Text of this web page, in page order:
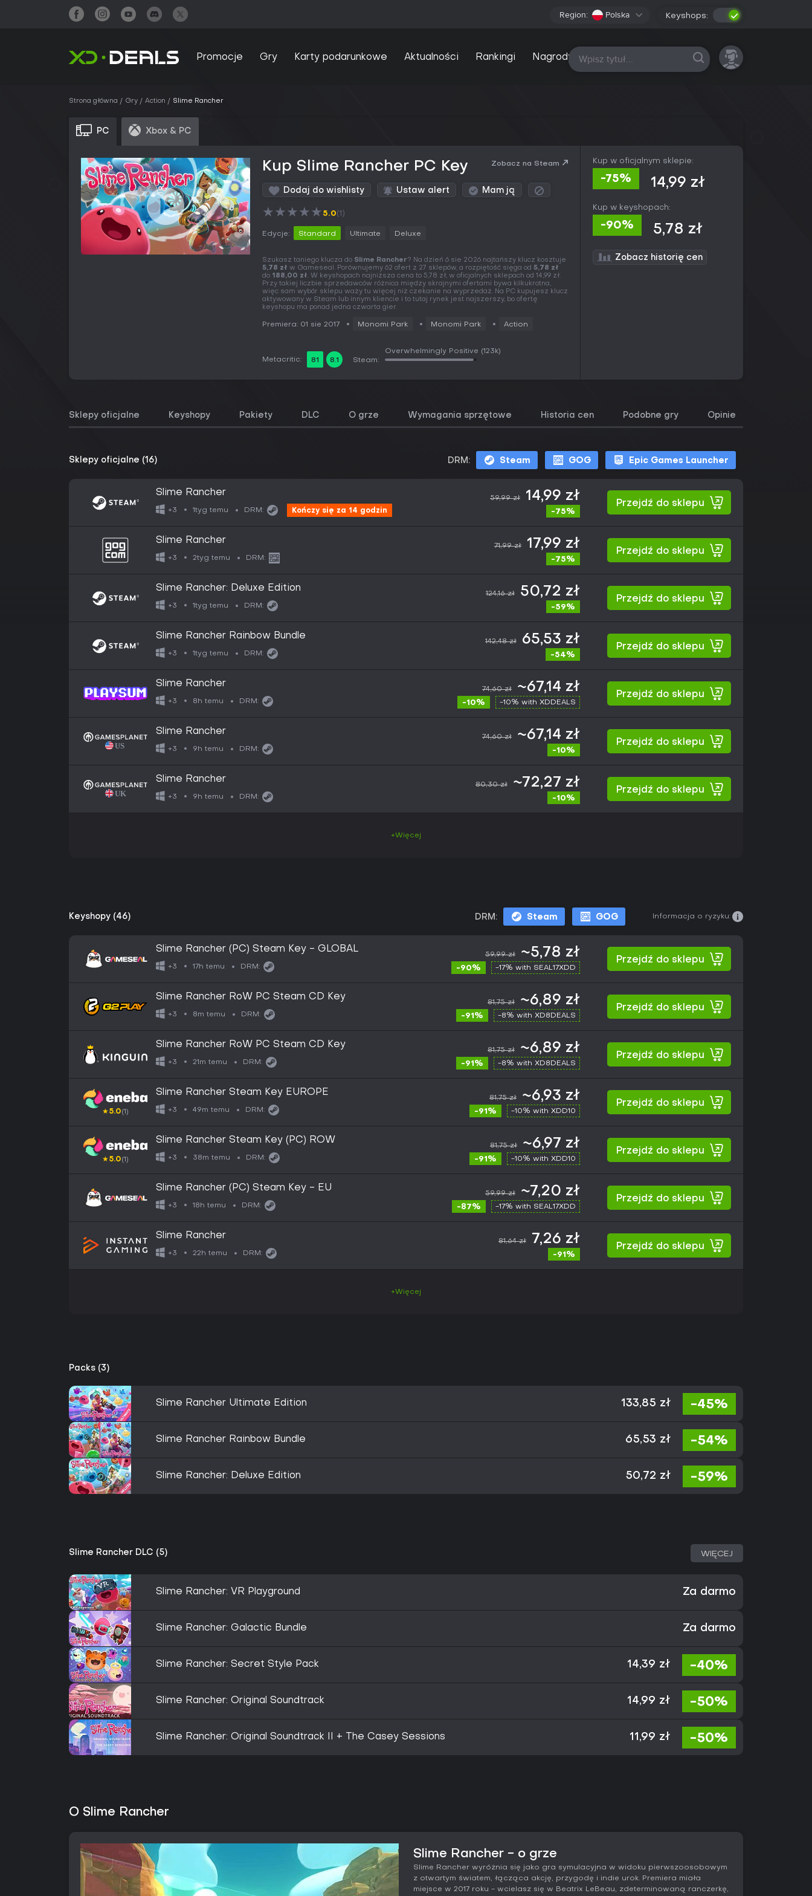
Region: Polska Keyshops:
Promocje Gry Karty podarunkowe Aktualności Rankingi Nagrody Wszystkie platformy
Strona główna Gry Action Slime Rancher
PC Xbox & PC
Kup Slime Rancher PC Key Zobacz na Steam
Dodaj do wishlisty Ustaw alert Mam ją
★★★★★ 5.0(1)
Edycje: Standard Ultimate Deluxe
Szukasz taniego klucza do Slime Rancher? Na dzień 6 sie 2026 najtańszy klucz kosztuje
5,78 zł w Gameseal. Porównujemy 62 ofert z 27 sklepów, a rozpiętość sięga od 5,78 zł
do 188,00 zł. W keyshopach najniższa cena to 5,78 zł, w oficjalnych sklepach od 14,99 zł.
Przy takiej liczbie sprzedawców różnica między skrajnymi ofertami bywa kilkukrotna,
więc sam wybór sklepu waży tu więcej niż czekanie na wyprzedaż. Na PC kupujesz klucz
aktywowany w Steam lub innym kliencie i to tutaj rynek jest najszerszy, bo ofertę
keyshopu ma ponad jedna czwarta gier.
Premiera: 01 sie 2017 Monomi Park Monomi Park Action
Metacritic: 81 8.1 Steam:
Overwhelmingly Positive (123k)
Kup w oficjalnym sklepie:
-75% 14,99 zł
Kup w keyshopach:
-90% 5,78 zł
Zobacz historię cen
Sklepy oficjalne Keyshopy Pakiety DLC O grze Wymagania sprzętowe Historia cen Podobne gry Opinie
Sklepy oficjalne (16) DRM: Steam GOG Epic Games Launcher
Slime Rancher
+3 1tyg temu DRM: Kończy się za 14 godzin
59,99 zł 14,99 zł
-75%
Przejdź do sklepu
Slime Rancher
+3 2tyg temu DRM:
71,99 zł 17,99 zł
-75%
Przejdź do sklepu
Slime Rancher: Deluxe Edition
+3 1tyg temu DRM:
124,16 zł 50,72 zł
-59%
Przejdź do sklepu
Slime Rancher Rainbow Bundle
+3 1tyg temu DRM:
142,48 zł 65,53 zł
-54%
Przejdź do sklepu
Slime Rancher
+3 8h temu DRM:
74,60 zł ~67,14 zł
-10% -10% with XDDEALS
Przejdź do sklepu
Slime Rancher
+3 9h temu DRM:
74,60 zł ~67,14 zł
-10%
Przejdź do sklepu
Slime Rancher
+3 9h temu DRM:
80,30 zł ~72,27 zł
-10%
Przejdź do sklepu
+Więcej
Keyshopy (46) DRM: Steam GOG Informacja o ryzyku:
Slime Rancher (PC) Steam Key - GLOBAL
+3 17h temu DRM:
59,99 zł ~5,78 zł
-90% -17% with SEAL17XDD
Przejdź do sklepu
Slime Rancher RoW PC Steam CD Key
+3 8m temu DRM:
81,75 zł ~6,89 zł
-91% -8% with XD8DEALS
Przejdź do sklepu
Slime Rancher RoW PC Steam CD Key
+3 21m temu DRM:
81,75 zł ~6,89 zł
-91% -8% with XD8DEALS
Przejdź do sklepu
★5.0(1)
Slime Rancher Steam Key EUROPE
+3 49m temu DRM:
81,75 zł ~6,93 zł
-91% -10% with XDD10
Przejdź do sklepu
★5.0(1)
Slime Rancher Steam Key (PC) ROW
+3 38m temu DRM:
81,75 zł ~6,97 zł
-91% -10% with XDD10
Przejdź do sklepu
Slime Rancher (PC) Steam Key - EU
+3 18h temu DRM:
59,99 zł ~7,20 zł
-87% -17% with SEAL17XDD
Przejdź do sklepu
Slime Rancher
+3 22h temu DRM:
81,64 zł 7,26 zł
-91%
Przejdź do sklepu
+Więcej
Packs (3)
Slime Rancher Ultimate Edition 133,85 zł -45%
Slime Rancher Rainbow Bundle 65,53 zł -54%
Slime Rancher: Deluxe Edition 50,72 zł -59%
Slime Rancher DLC (5) WIĘCEJ
Slime Rancher: VR Playground Za darmo
Slime Rancher: Galactic Bundle Za darmo
Slime Rancher: Secret Style Pack 14,39 zł -40%
Slime Rancher: Original Soundtrack 14,99 zł -50%
Slime Rancher: Original Soundtrack II + The Casey Sessions 11,99 zł -50%
O Slime Rancher
Slime Rancher - o grze
Slime Rancher wyróżnia się jako gra symulacyjna w widoku pierwszoosobowym
z otwartym światem, łącząca akcję, przygodę i indie urok. Premiera miała
miejsce w 2017 roku - wcielasz się w Beatrix LeBeau, zdeterminowaną ranczerkę,